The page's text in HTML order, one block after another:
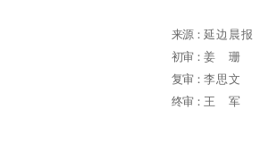
来源： 延边晨报
初审： 姜珊
复审： 李思文
终审： 王军